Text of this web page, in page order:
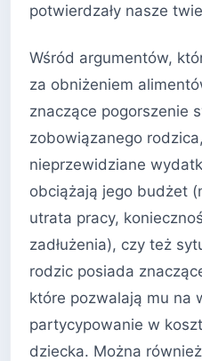
potwierdzały nasze
Wśród argumentów,
za obniżeniem
znaczące pogorszenie
zobowiązanego
nieprzewidziane
obciążają jego budżet
utrata pracy,
zadłużenia), czy też
rodzic posiada
które pozwalają mu na
partycypowanie w
dziecka. Można